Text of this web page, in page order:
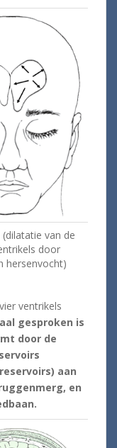
(dilatatie van de
door
hersenvocht)
ventrikels
gesproken is
door de
aan
en